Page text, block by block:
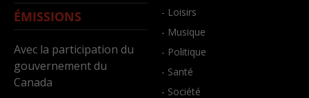
ÉMISSIONS
Avec la participation du
gouvernement du
Canada
- Loisirs
- Musique
- Politique
- Santé
- Société